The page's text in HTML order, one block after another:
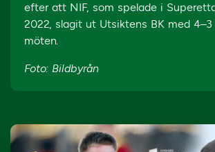
efter att NIF, som spelade i
2022, slagit ut Utsiktens BK med
möten.
Foto: Bildbyrån